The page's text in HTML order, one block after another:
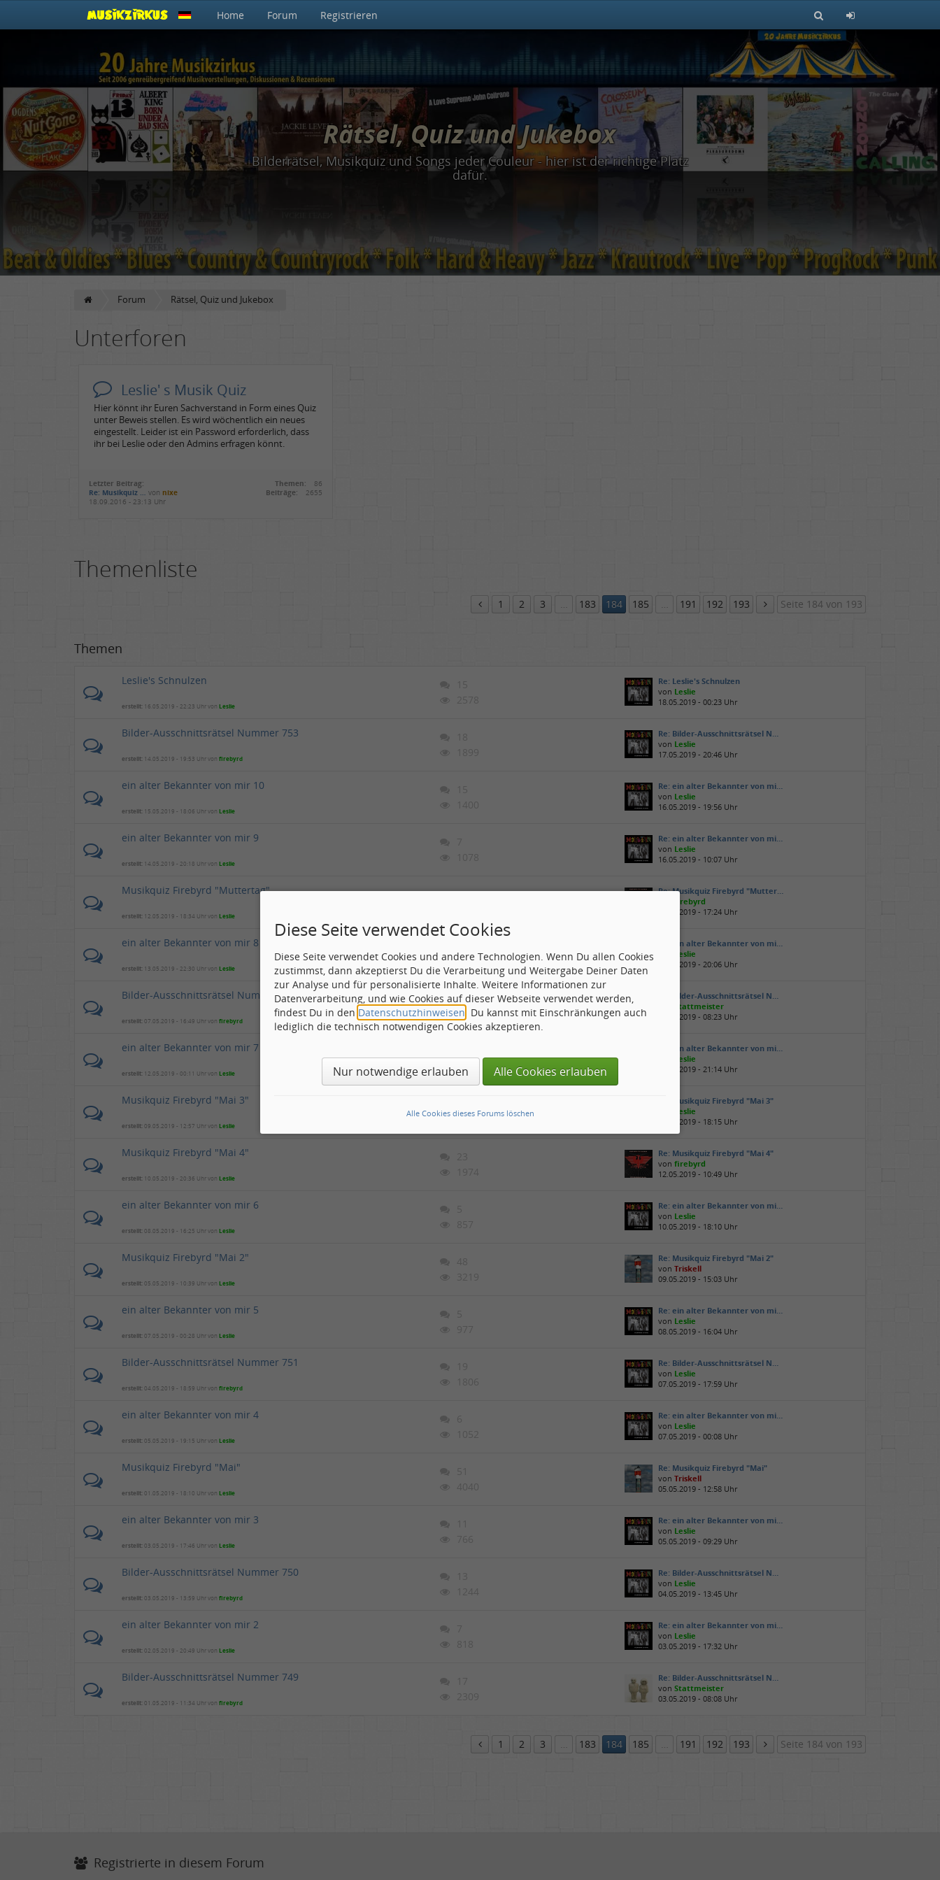
Home Forum Registrieren
Rätsel, Quiz und Jukebox
Bilderrätsel, Musikquiz und Songs jeder Couleur - hier ist der richtige Platz
dafür.
Forum Rätsel, Quiz und Jukebox
Unterforen
Leslie' s Musik Quiz
Hier könnt ihr Euren Sachverstand in Form eines Quiz
unter Beweis stellen. Es wird wöchentlich ein neues
eingestellt. Leider ist ein Password erforderlich, dass
ihr bei Leslie oder den Admins erfragen könnt.
Letzter Beitrag:
Re: Musikquiz … von nixe
18.09.2016 - 23:13 Uhr
Themen:
86
Beiträge:
2655
Themenliste
1 2 3 … 183 184 185 … 191 192 193 Seite 184 von 193
Themen
Leslie's Schnulzen
erstellt: 16.05.2019 - 22:23 Uhr vonLeslie
Re: Leslie's Schnulzen
von Leslie
18.05.2019 - 00:23 Uhr
Bilder-Ausschnittsrätsel Nummer 753
erstellt: 14.05.2019 - 19:53 Uhr vonfirebyrd
Re: Bilder-Ausschnittsrätsel N…
von Leslie
17.05.2019 - 20:46 Uhr
ein alter Bekannter von mir 10
erstellt: 15.05.2019 - 18:06 Uhr vonLeslie
Re: ein alter Bekannter von mi…
von Leslie
16.05.2019 - 19:56 Uhr
ein alter Bekannter von mir 9
erstellt: 14.05.2019 - 20:18 Uhr vonLeslie
Re: ein alter Bekannter von mi…
von Leslie
16.05.2019 - 10:07 Uhr
Musikquiz Firebyrd "Muttertag"
erstellt: 12.05.2019 - 18:34 Uhr vonLeslie
25
Re: Musikquiz Firebyrd "Mutter…
firebyrd
15.05.2019 - 17:24 Uhr
ein alter Bekannter von mir 8
erstellt: 13.05.2019 - 22:30 Uhr vonLeslie
1155
Re: ein alter Bekannter von mi…
Leslie
14.05.2019 - 20:06 Uhr
Bilder-Ausschnittsrätsel Nummer 752
erstellt: 07.05.2019 - 16:49 Uhr vonfirebyrd
16
1742
Re: Bilder-Ausschnittsrätsel N…
Stattmeister
14.05.2019 - 08:23 Uhr
ein alter Bekannter von mir 7
erstellt: 12.05.2019 - 00:11 Uhr vonLeslie
1319
Re: ein alter Bekannter von mi…
Leslie
13.05.2019 - 21:14 Uhr
Musikquiz Firebyrd "Mai 3"
erstellt: 09.05.2019 - 12:57 Uhr vonLeslie
1367
Re: Musikquiz Firebyrd "Mai 3"
Leslie
12.05.2019 - 18:15 Uhr
Musikquiz Firebyrd "Mai 4"
erstellt: 10.05.2019 - 20:36 Uhr vonLeslie
Re: Musikquiz Firebyrd "Mai 4"
vonfirebyrd
12.05.2019 - 10:49 Uhr
ein alter Bekannter von mir 6
erstellt: 08.05.2019 - 16:25 Uhr vonLeslie
Re: ein alter Bekannter von mi…
von Leslie
10.05.2019 - 18:10 Uhr
Musikquiz Firebyrd "Mai 2"
erstellt: 05.05.2019 - 10:39 Uhr vonLeslie
Re: Musikquiz Firebyrd "Mai 2"
vonTriskell
09.05.2019 - 15:03 Uhr
ein alter Bekannter von mir 5
erstellt: 07.05.2019 - 00:28 Uhr vonLeslie
Re: ein alter Bekannter von mi…
von Leslie
08.05.2019 - 16:04 Uhr
Bilder-Ausschnittsrätsel Nummer 751
erstellt: 04.05.2019 - 18:59 Uhr vonfirebyrd
Re: Bilder-Ausschnittsrätsel N…
von Leslie
07.05.2019 - 17:59 Uhr
ein alter Bekannter von mir 4
erstellt: 05.05.2019 - 19:15 Uhr vonLeslie
Re: ein alter Bekannter von mi…
von Leslie
07.05.2019 - 00:08 Uhr
Musikquiz Firebyrd "Mai"
erstellt: 01.05.2019 - 18:10 Uhr vonLeslie
Re: Musikquiz Firebyrd "Mai"
vonTriskell
05.05.2019 - 12:58 Uhr
ein alter Bekannter von mir 3
erstellt: 03.05.2019 - 17:46 Uhr vonLeslie
Re: ein alter Bekannter von mi…
von Leslie
05.05.2019 - 09:29 Uhr
Bilder-Ausschnittsrätsel Nummer 750
erstellt: 03.05.2019 - 13:59 Uhr vonfirebyrd
Re: Bilder-Ausschnittsrätsel N…
von Leslie
04.05.2019 - 13:45 Uhr
ein alter Bekannter von mir 2
erstellt: 02.05.2019 - 20:49 Uhr vonLeslie
Re: ein alter Bekannter von mi…
von Leslie
03.05.2019 - 17:32 Uhr
Bilder-Ausschnittsrätsel Nummer 749
erstellt: 01.05.2019 - 11:34 Uhr vonfirebyrd
Re: Bilder-Ausschnittsrätsel N…
vonStattmeister
03.05.2019 - 08:08 Uhr
1 2 3 … 183 184 185 … 191 192 193 Seite 184 von 193
Registrierte in diesem Forum
Diese Seite verwendet Cookies
Diese Seite verwendet Cookies und andere Technologien. Wenn Du allen Cookies
zustimmst, dann akzeptierst Du die Verarbeitung und Weitergabe Deiner Daten
zur Analyse und für personalisierte Inhalte. Weitere Informationen zur
Datenverarbeitung, und wie Cookies auf dieser Webseite verwendet werden,
findest Du in den Datenschutzhinweisen . Du kannst mit Einschränkungen auch
lediglich die technisch notwendigen Cookies akzeptieren.
Nur notwendige erlauben Alle Cookies erlauben
Alle Cookies dieses Forums löschen